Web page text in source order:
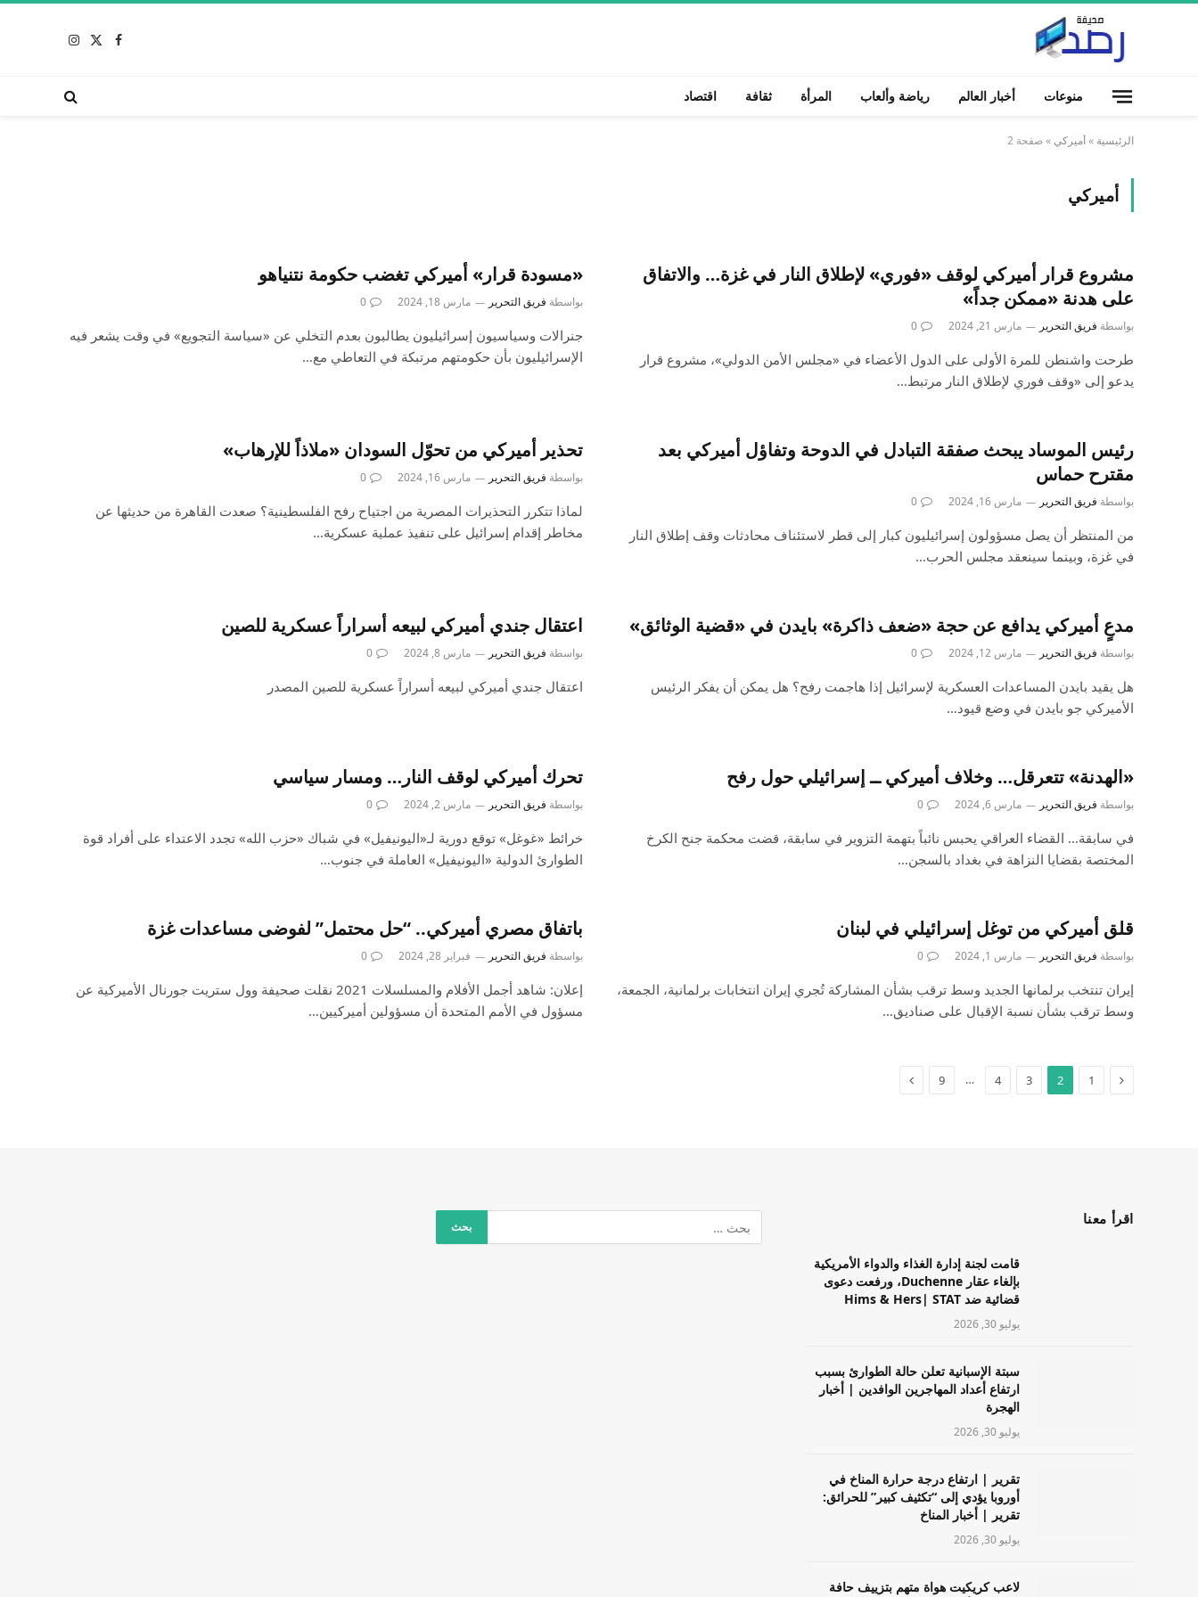
فيسبوك
X
الانستغرام
منوعات أخبار العالم رياضة وألعاب المرأة ثقافة اقتصاد
الرئيسية »أميركي »صفحة 2
أميركي
مشروع قرار أميركي لوقف «فوري» لإطلاق النار في غزة… والاتفاق
على هدنة «ممكن جداً»
بواسطة فريق التحرير مارس 21, 2024 0
طرحت واشنطن للمرة الأولى على الدول الأعضاء في «مجلس الأمن الدولي»، مشروع قرار
يدعو إلى «وقف فوري لإطلاق النار مرتبط…
«مسودة قرار» أميركي تغضب حكومة نتنياهو
بواسطة فريق التحرير مارس 18, 2024 0
جنرالات وسياسيون إسرائيليون يطالبون بعدم التخلي عن «سياسة التجويع» في وقت يشعر فيه
الإسرائيليون بأن حكومتهم مرتبكة في التعاطي مع…
رئيس الموساد يبحث صفقة التبادل في الدوحة وتفاؤل أميركي بعد
مقترح حماس
بواسطة فريق التحرير مارس 16, 2024 0
من المنتظر أن يصل مسؤولون إسرائيليون كبار إلى قطر لاستئناف محادثات وقف إطلاق النار
في غزة، وبينما سينعقد مجلس الحرب…
تحذير أميركي من تحوّل السودان «ملاذاً للإرهاب»
بواسطة فريق التحرير مارس 16, 2024 0
لماذا تتكرر التحذيرات المصرية من اجتياح رفح الفلسطينية؟ صعدت القاهرة من حديثها عن
مخاطر إقدام إسرائيل على تنفيذ عملية عسكرية…
مدعٍ أميركي يدافع عن حجة «ضعف ذاكرة» بايدن في «قضية الوثائق»
بواسطة فريق التحرير مارس 12, 2024 0
هل يقيد بايدن المساعدات العسكرية لإسرائيل إذا هاجمت رفح؟ هل يمكن أن يفكر الرئيس
الأميركي جو بايدن في وضع قيود…
اعتقال جندي أميركي لبيعه أسراراً عسكرية للصين
بواسطة فريق التحرير مارس 8, 2024 0
اعتقال جندي أميركي لبيعه أسراراً عسكرية للصين المصدر
«الهدنة» تتعرقل… وخلاف أميركي ــ إسرائيلي حول رفح
بواسطة فريق التحرير مارس 6, 2024 0
في سابقة… القضاء العراقي يحبس نائباً بتهمة التزوير في سابقة، قضت محكمة جنح الكرخ
المختصة بقضايا النزاهة في بغداد بالسجن…
تحرك أميركي لوقف النار… ومسار سياسي
بواسطة فريق التحرير مارس 2, 2024 0
خرائط «غوغل» توقع دورية لـ«اليونيفيل» في شباك «حزب الله» تجدد الاعتداء على أفراد قوة
الطوارئ الدولية «اليونيفيل» العاملة في جنوب…
قلق أميركي من توغل إسرائيلي في لبنان
بواسطة فريق التحرير مارس 1, 2024 0
إيران تنتخب برلمانها الجديد وسط ترقب بشأن المشاركة تُجري إيران انتخابات برلمانية، الجمعة،
وسط ترقب بشأن نسبة الإقبال على صناديق…
باتفاق مصري أميركي.. “حل محتمل” لفوضى مساعدات غزة
بواسطة فريق التحرير فبراير 28, 2024 0
إعلان: شاهد أجمل الأفلام والمسلسلات 2021 نقلت صحيفة وول ستريت جورنال الأميركية عن
مسؤول في الأمم المتحدة أن مسؤولين أميركيين…
1
2
3
4
…
9
اقرأ معنا
قامت لجنة إدارة الغذاء والدواء الأمريكية
بإلغاء عقار Duchenne، ورفعت دعوى
قضائية ضد Hims & Hers| STAT
يوليو 30, 2026
سبتة الإسبانية تعلن حالة الطوارئ بسبب
ارتفاع أعداد المهاجرين الوافدين | أخبار
الهجرة
يوليو 30, 2026
تقرير | ارتفاع درجة حرارة المناخ في
أوروبا يؤدي إلى “تكثيف كبير” للحرائق:
تقرير | أخبار المناخ
يوليو 30, 2026
لاعب كريكيت هواة متهم بتزييف حافة